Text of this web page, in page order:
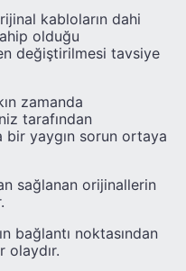
kabloların dahi
olduğu
değiştirilmesi tavsiye
zamanda
tarafından
yaygın sorun ortaya
sağlanan orijinallerin
bağlantı noktasından
olaydır.